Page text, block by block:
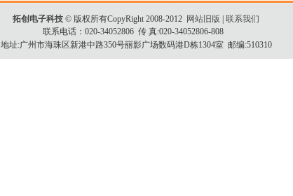
拓创电子科技 © 版权所有CopyRight 2008-2012 网站旧版
联系我们
联系电话：020-34052806 传 真:020-34052806-808
地址:广州市海珠区新港中路350号丽影广场数码港D栋1304室 邮编:510310